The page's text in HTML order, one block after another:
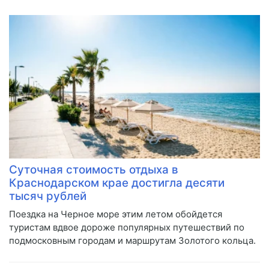
Суточная стоимость отдыха в
Краснодарском крае достигла десяти
тысяч рублей
Поездка на Черное море этим летом обойдется
туристам вдвое дороже популярных путешествий по
подмосковным городам и маршрутам Золотого кольца.